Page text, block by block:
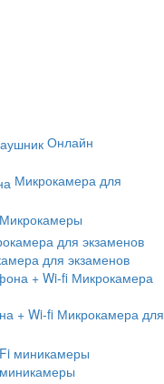
Онлайн
Микрокамера для
для экзаменов
+ Wi-fi Микрокамера для